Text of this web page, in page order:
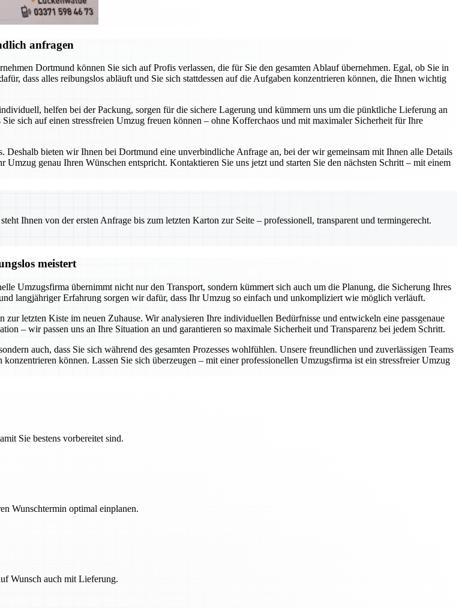
anfragen
Dortmund können Sie sich auf Profis verlassen, die für Sie den gesamten Ablauf übernehmen. Egal, ob Sie in
dass alles reibungslos abläuft und Sie sich stattdessen auf die Aufgaben konzentrieren können, die Ihnen wichtig
helfen bei der Packung, sorgen für die sichere Lagerung und kümmern uns um die pünktliche Lieferung an
sich auf einen stressfreien Umzug freuen können – ohne Kofferchaos und mit maximaler Sicherheit für Ihre
Deshalb bieten wir Ihnen bei Dortmund eine unverbindliche Anfrage an, bei der wir gemeinsam mit Ihnen alle Details
genau Ihren Wünschen entspricht. Kontaktieren Sie uns jetzt und starten Sie den nächsten Schritt – mit einem
Ihnen von der ersten Anfrage bis zum letzten Karton zur Seite – professionell, transparent und termingerecht.
meistert
Umzugsfirma übernimmt nicht nur den Transport, sondern kümmert sich auch um die Planung, die Sicherung Ihres
langjähriger Erfahrung sorgen wir dafür, dass Ihr Umzug so einfach und unkompliziert wie möglich verläuft.
letzten Kiste im neuen Zuhause. Wir analysieren Ihre individuellen Bedürfnisse und entwickeln eine passgenaue
– wir passen uns an Ihre Situation an und garantieren so maximale Sicherheit und Transparenz bei jedem Schritt.
auch, dass Sie sich während des gesamten Prozesses wohlfühlen. Unsere freundlichen und zuverlässigen Teams
können. Lassen Sie sich überzeugen – mit einer professionellen Umzugsfirma ist ein stressfreier Umzug
Sie bestens vorbereitet sind.
Wunschtermin optimal einplanen.
Wunsch auch mit Lieferung.